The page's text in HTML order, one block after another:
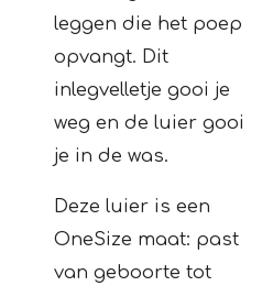
leggen die het poep
opvangt. Dit
inlegvelletje gooi je
weg en de luier gooi
je in de was.
Deze luier is een
OneSize maat: past
van geboorte tot